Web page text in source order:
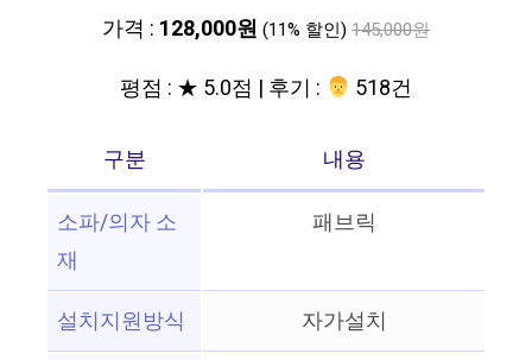
가격 : 128,000원 (11% 할인) 145,000원
평점 : ★ 5.0점 | 후기 : ‍‍ 518건
구분
내용
소파/의자 소
재
패브릭
설치지원방식
자가설치